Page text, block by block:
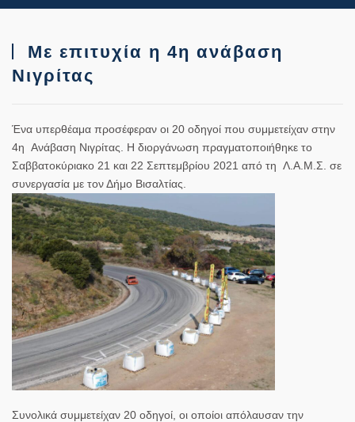
Με επιτυχία η 4η ανάβαση
Νιγρίτας
Ένα υπερθέαμα προσέφεραν οι 20 οδηγοί που συμμετείχαν στην
4η Ανάβαση Νιγρίτας. Η διοργάνωση πραγματοποιήθηκε το
Σαββατοκύριακο 21 και 22 Σεπτεμβρίου 2021 από τη Λ.Α.Μ.Σ. σε
συνεργασία με τον Δήμο Βισαλτίας.
Συνολικά συμμετείχαν 20 οδηγοί, οι οποίοι απόλαυσαν την